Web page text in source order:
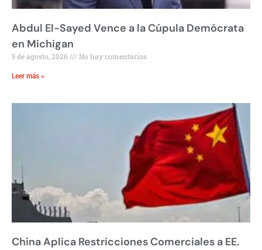
Abdul El-Sayed Vence a la Cúpula Demócrata
en Michigan
5 de agosto, 2026 No hay comentarios
Leer más »
China Aplica Restricciones Comerciales a EE.